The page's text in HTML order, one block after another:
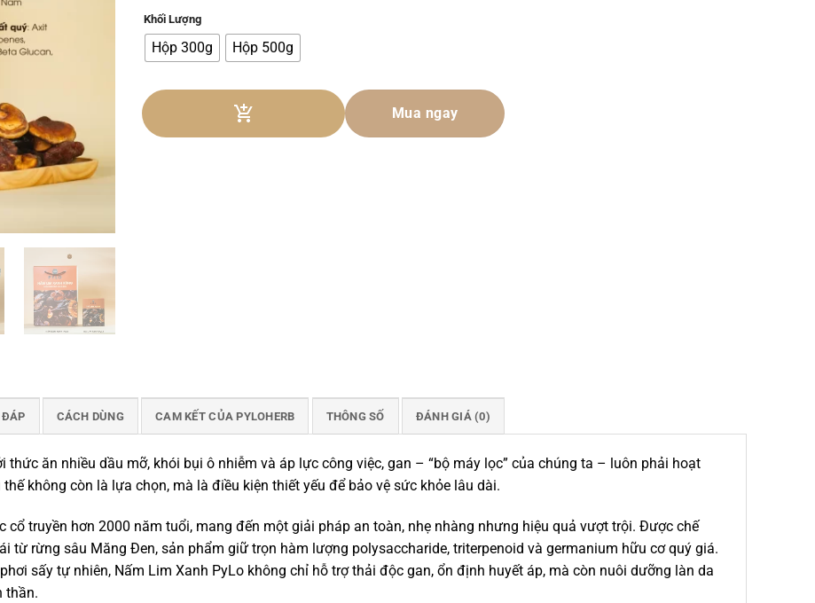
Khối Lượng
Hộp 300g Hộp 500g
Mua ngay
ĐÁP CÁCH DÙNG CAM KẾT CỦA PYLOHERB THÔNG SỐ ĐÁNH GIÁ (0)
thức ăn nhiều dầu mỡ, khói bụi ô nhiễm và áp lực công việc, gan – “bộ máy lọc” của chúng ta – luôn phải hoạt
không còn là lựa chọn, mà là điều kiện thiết yếu để bảo vệ sức khỏe lâu dài.
cổ truyền hơn 2000 năm tuổi, mang đến một giải pháp an toàn, nhẹ nhàng nhưng hiệu quả vượt trội. Được chế
từ rừng sâu Măng Đen, sản phẩm giữ trọn hàm lượng polysaccharide, triterpenoid và germanium hữu cơ quý giá.
sấy tự nhiên, Nấm Lim Xanh PyLo không chỉ hỗ trợ thải độc gan, ổn định huyết áp, mà còn nuôi dưỡng làn da
thần.